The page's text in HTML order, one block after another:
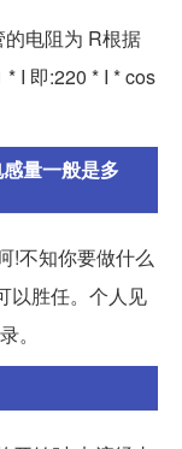
电阻为 R根据
I 即:220 * I * cos
量一般是多
!不知你要做什么
以胜任。个人见
。